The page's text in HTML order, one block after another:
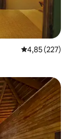
Gemiddelde
4,85 (227)